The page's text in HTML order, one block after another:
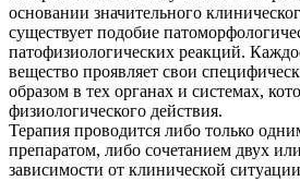
основании значительного
существует подобие
патофизиологических реакций.
вещество проявляет свои
образом в тех органах и системах,
физиологического действия.
Терапия проводится либо только
препаратом, либо сочетанием двух
зависимости от клинической ситуации